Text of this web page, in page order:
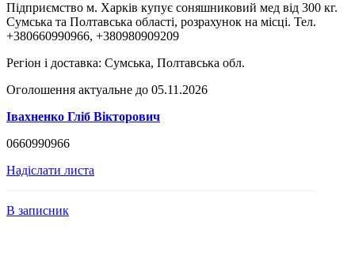
Підприємство м. Харків купує соняшниковий мед від 300 кг.
Сумська та Полтавська області, розрахунок на місці. Тел.
+380660990966, +380980909209
Регіон і доставка: Сумська, Полтавська обл.
Оголошення актуальне до 05.11.2026
Івахненко Гліб Вікторович
0660990966
Надіслати листа
В записник